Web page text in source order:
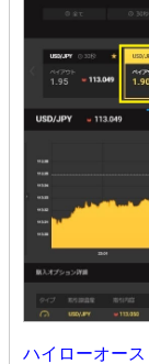
ハイローオー